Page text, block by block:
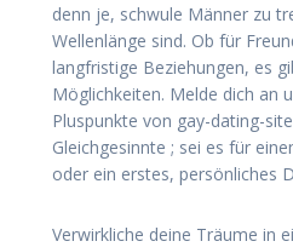
denn je, schwule Männer zu
Wellenlänge sind. Ob für
langfristige Beziehungen, es
Möglichkeiten. Melde dich an
Pluspunkte von gay-dating-
Gleichgesinnte ; sei es für
oder ein erstes, persönliches
Verwirkliche deine Träume in